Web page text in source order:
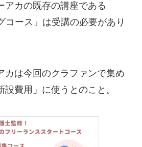
アカの既存の講座である
コース」は受講の必要があり
カは今回のクラファンで集め
費用」に使うとのこと。